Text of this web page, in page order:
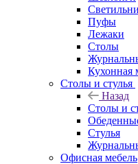
Пуфы
Лежаки
Столы
Кухонная
Столы и стулья
Назад
Столы и
Стулья
Офисная мебель